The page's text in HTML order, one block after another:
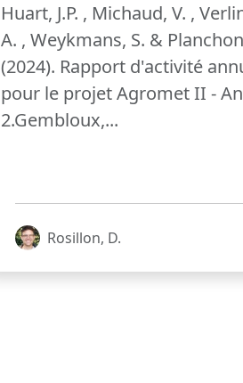
Huart, J.P. , Michaud, V. ,
A. , Weykmans, S. &
(2024). Rapport d'activité
pour le projet Agromet II -
2.Gembloux,...
Rosillon, D.